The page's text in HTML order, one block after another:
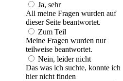
Ja, sehr
All meine Fragen wurden auf
dieser Seite beantwortet.
Zum Teil
Meine Fragen wurden nur
teilweise beantwortet.
Nein, leider nicht
Das was ich suchte, konnte ich
hier nicht finden